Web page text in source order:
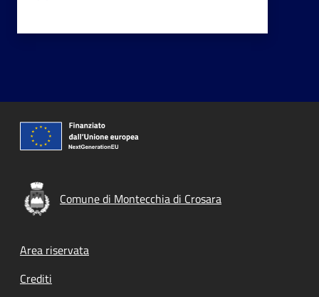
Comune di Montecchia di Crosara
Footer menu
Area riservata
Crediti